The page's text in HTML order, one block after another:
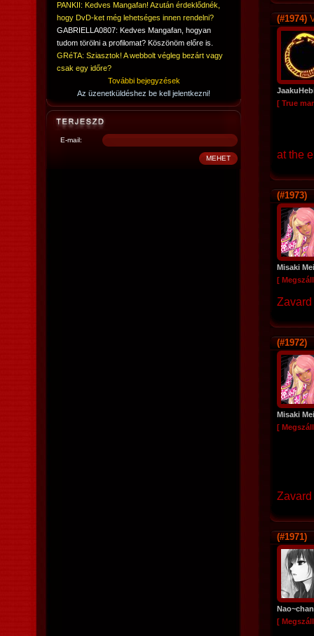
PANKII: Kedves Mangafan! Azután érdeklődnék,
hogy DvD-ket még lehetséges innen rendelni?
GABRIELLA0807: Kedves Mangafan, hogyan
tudom törölni a profilomat? Köszönöm előre is.
GRéTA: Sziasztok! A webbolt végleg bezárt vagy
csak egy időre?
További bejegyzések
Az üzenetküldéshez be kell jelentkezni!
E-mail:
(#1974)
[ True
at the
(#1973)
Misaki Mei
[
(#1972)
Misaki Mei
[
(#1971)
Nao~chan
[